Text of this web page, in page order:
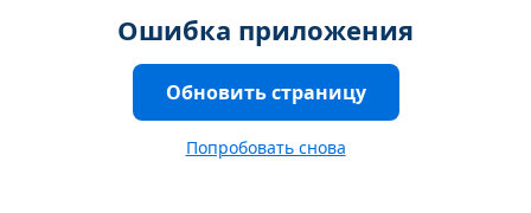
Ошибка приложения
Обновить страницу
Попробовать снова